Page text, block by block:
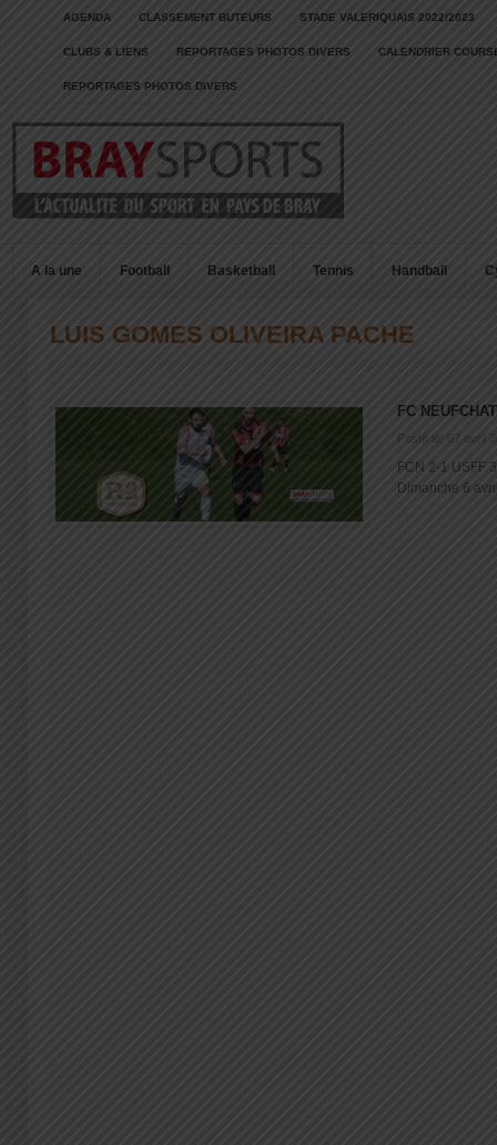
AGENDA CLASSEMENT BUTEURS STADE VALERIQUAIS 2022/2023
CLUBS & LIENS REPORTAGES PHOTOS DIVERS CALENDRIER
REPORTAGES PHOTOS DIVERS
A la une Football Basketball Tennis Handball
LUIS GOMES OLIVEIRA PACHE
FC
Posté le: 07 avril
FCN 2-1 USFF
Dimanche 6